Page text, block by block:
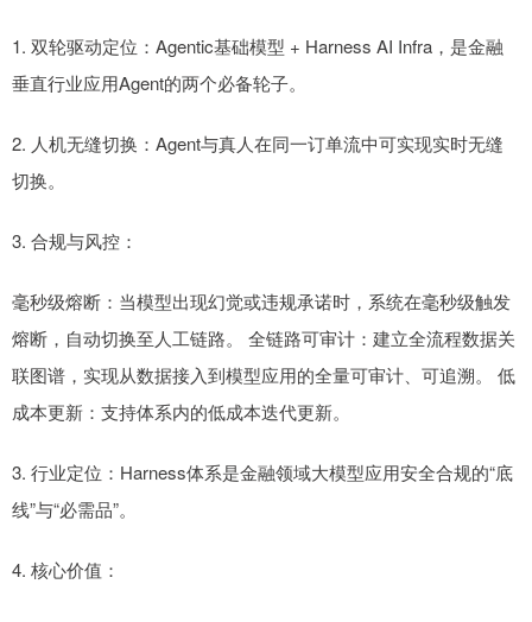
1. 双轮驱动定位：Agentic基础模型 + Harness AI Infra，是金融
垂直行业应用Agent的两个必备轮子。
2. 人机无缝切换：Agent与真人在同一订单流中可实现实时无缝
切换。
3. 合规与风控：
毫秒级熔断：当模型出现幻觉或违规承诺时，系统在毫秒级触发
熔断，自动切换至人工链路。 全链路可审计：建立全流程数据关
联图谱，实现从数据接入到模型应用的全量可审计、可追溯。 低
成本更新：支持体系内的低成本迭代更新。
3. 行业定位：Harness体系是金融领域大模型应用安全合规的“底
线”与“必需品”。
4. 核心价值：